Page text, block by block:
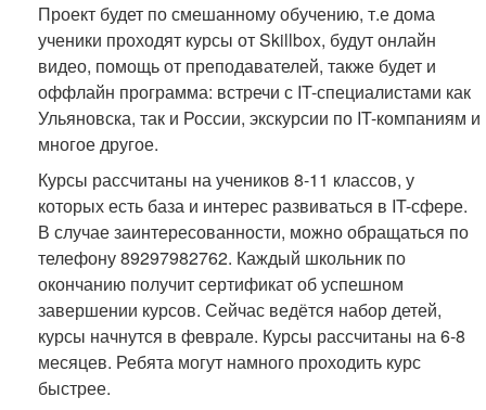
Проект будет по смешанному обучению, т.е дома
ученики проходят курсы от Skillbox, будут онлайн
видео, помощь от преподавателей, также будет и
оффлайн программа: встречи с IT-специалистами как
Ульяновска, так и России, экскурсии по IT-компаниям и
многое другое.
Курсы рассчитаны на учеников 8-11 классов, у
которых есть база и интерес развиваться в IT-сфере.
В случае заинтересованности, можно обращаться по
телефону 89297982762. Каждый школьник по
окончанию получит сертификат об успешном
завершении курсов. Сейчас ведётся набор детей,
курсы начнутся в феврале. Курсы рассчитаны на 6-8
месяцев. Ребята могут намного проходить курс
быстрее.